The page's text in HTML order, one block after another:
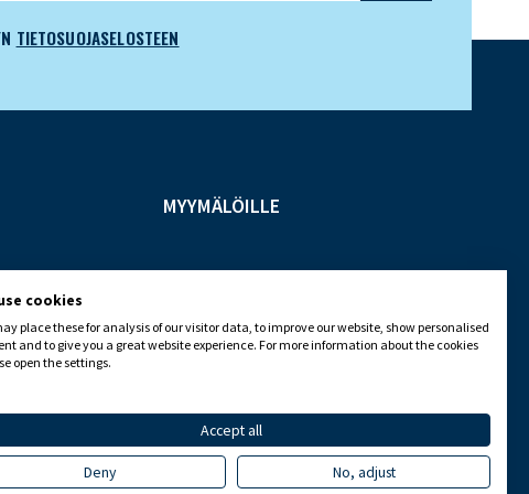
TIETOSUOJASELOSTEEN
MYYMÄLÖILLE
cookies
place these for analysis of our visitor data, to improve our website, show personalised
and to give you a great website experience. For more information about the cookies
open the settings.
Accept all
Deny No, adjust